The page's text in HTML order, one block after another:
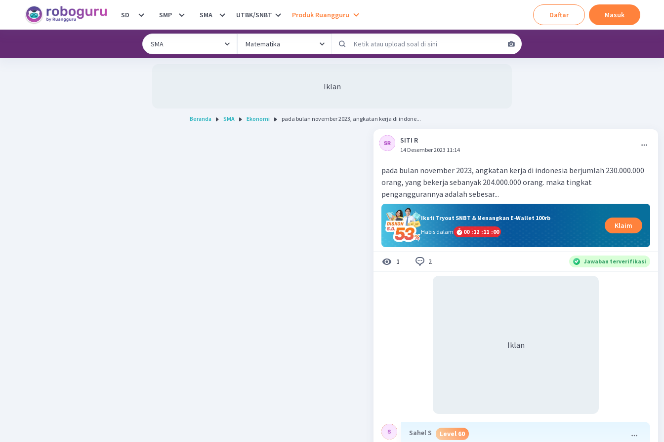
SD SMP SMA UTBK/SNBT Produk Ruangguru Daftar Masuk
Iklan
Beranda SMA Ekonomi pada bulan november 2023, angkatan kerja di indone...
SITI R
14 Desember 2023 11:14
pada bulan november 2023, angkatan kerja di indonesia berjumlah 230.000.000
orang, yang bekerja sebanyak 204.000.000 orang. maka tingkat
penganggurannya adalah sebesar...
Ikuti Tryout SNBT & Menangkan E-Wallet 100rb
Habis dalam
00 :12 :10 :59
Klaim
1 2 Jawaban terverifikasi
Iklan
Sahel S Level 60